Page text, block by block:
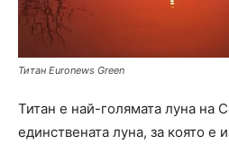
Титан Euronews Green
Титан е най-голямата луна на
единствената луна, за която е